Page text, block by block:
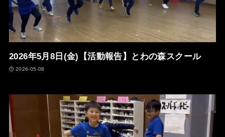
2026年5月8日(金)【活動報告】とわの森スクール
2026-05-08